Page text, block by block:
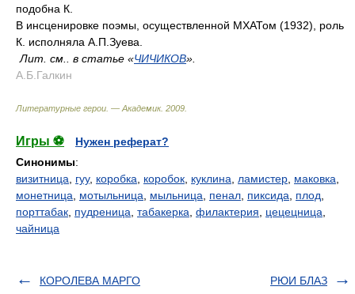
подобна К.
В инсценировке поэмы, осуществленной МХАТом (1932), роль
К. исполняла А.П.Зуева.
Лит. см.. в статье «ЧИЧИКОВ».
А.Б.Галкин
Литературные герои. — Академик. 2009
Игры ⚽
Нужен реферат?
Синонимы:
визитница
гуу, коробка коробок куклина ламистер маковка
монетница
мотыльница мыльница пенал пиксида плод
порттабак пудреница табакерка филактерия цецецница
чайница
КОРОЛЕВА МАРГО РЮИ БЛАЗ